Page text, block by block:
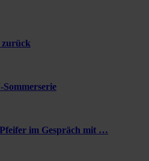
zurück
im Gespräch mit …